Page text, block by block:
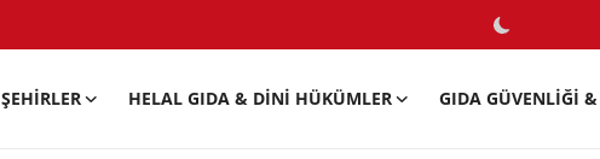
ŞEHIRLER HELAL GIDA & DINI HÜKÜMLER GIDA GÜVENLIĞI